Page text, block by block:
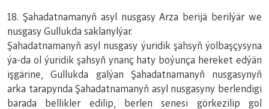
18. Şahadatnamanyň asyl nusgasy Arza berijä berilýär we
nusgasy Gullukda saklanylýar.
Şahadatnamanyň asyl nusgasy ýuridik şahsyň ýolbaşçysyna
ýa-da ol ýuridik şahsyň ynanç haty boýunça hereket edýän
işgärine, Gullukda galýan Şahadatnamanyň nusgasynyň
arka tarapynda Şahadatnamanyň asyl nusgasyny berlendigi
barada bellikler edilip, berlen senesi görkezilip gol